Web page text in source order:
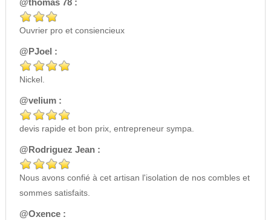
@thomas 78 :
Ouvrier pro et consiencieux
@PJoel :
Nickel.
@velium :
devis rapide et bon prix, entrepreneur sympa.
@Rodriguez Jean :
Nous avons confié à cet artisan l'isolation de nos combles et
sommes satisfaits.
@Oxence :